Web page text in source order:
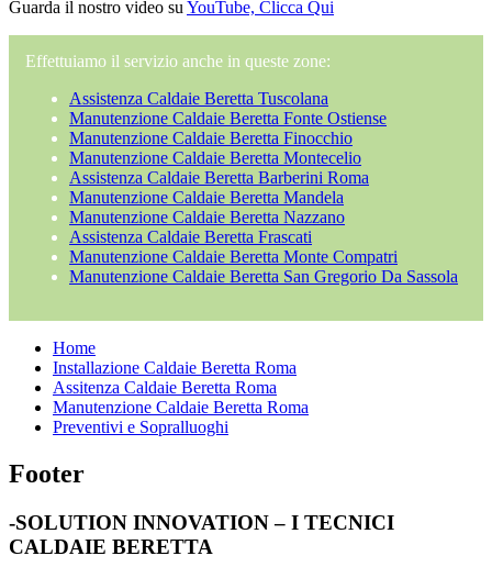
Guarda il nostro video su YouTube, Clicca Qui
Effettuiamo il servizio anche in queste zone:
Assistenza Caldaie Beretta Tuscolana
Manutenzione Caldaie Beretta Fonte Ostiense
Manutenzione Caldaie Beretta Finocchio
Manutenzione Caldaie Beretta Montecelio
Assistenza Caldaie Beretta Barberini Roma
Manutenzione Caldaie Beretta Mandela
Manutenzione Caldaie Beretta Nazzano
Assistenza Caldaie Beretta Frascati
Manutenzione Caldaie Beretta Monte Compatri
Manutenzione Caldaie Beretta San Gregorio Da Sassola
Home
Installazione Caldaie Beretta Roma
Assitenza Caldaie Beretta Roma
Manutenzione Caldaie Beretta Roma
Preventivi e Sopralluoghi
Footer
-SOLUTION INNOVATION – I TECNICI
CALDAIE BERETTA